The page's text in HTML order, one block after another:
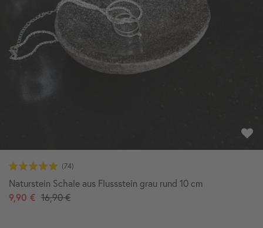
Naturstein Schale aus Flussstein grau rund 10 cm
9,90 € 16,90 €